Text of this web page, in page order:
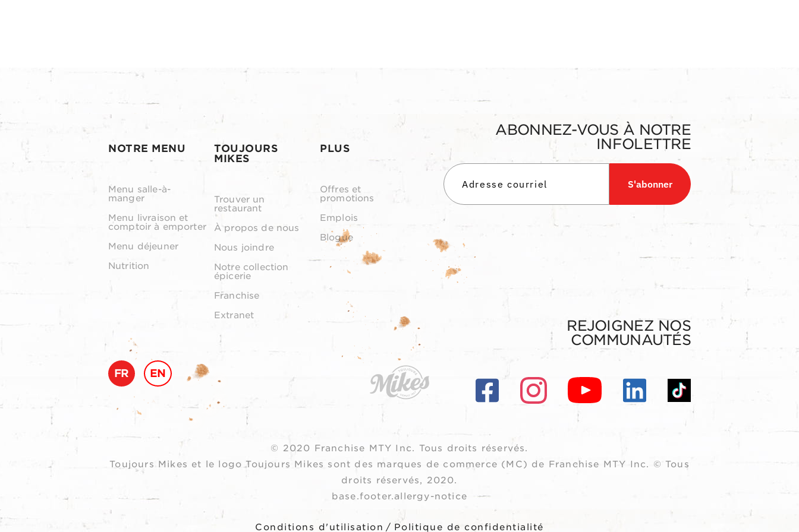
NOTRE MENU
Menu salle-à-
manger
Menu livraison et
comptoir à emporter
Menu déjeuner
Nutrition
TOUJOURS
MIKES
Trouver un
restaurant
À propos de nous
Nous joindre
Notre collection
épicerie
Franchise
Extranet
PLUS
Offres et
promotions
Emplois
Blogue
ABONNEZ-VOUS À NOTRE
INFOLETTRE
S'abonner
FR EN
REJOIGNEZ NOS
COMMUNAUTÉS
© 2020 Franchise MTY Inc. Tous droits réservés.
Toujours Mikes et le logo Toujours Mikes sont des marques de commerce (MC) de Franchise MTY Inc. © Tous
droits réservés, 2020.
base.footer.allergy-notice
Conditions d'utilisation / Politique de confidentialité